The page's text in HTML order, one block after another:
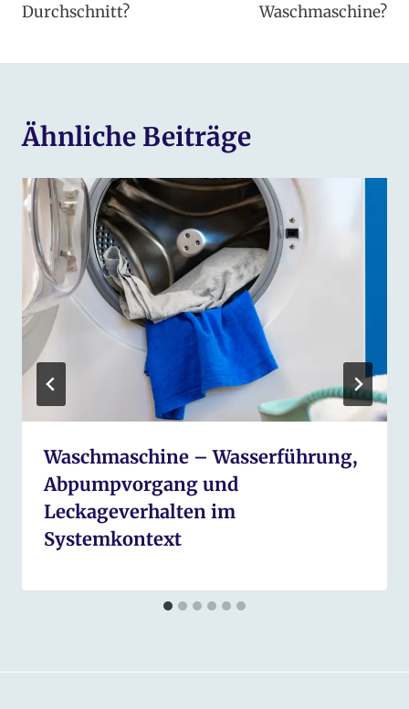
Durchschnitt?
Waschmaschine?
Ähnliche Beiträge
Waschmaschine – Wasserführung,
Abpumpvorgang und
Leckageverhalten im
Systemkontext